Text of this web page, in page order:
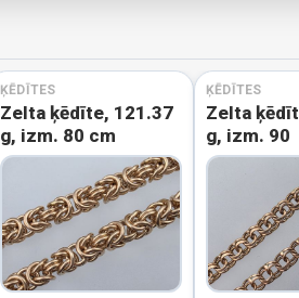
ĶĒDĪTES
Zelta ķēdīte, 121.37
g, izm. 80 cm
ĶĒDĪTES
Zelta
g, izm. 90